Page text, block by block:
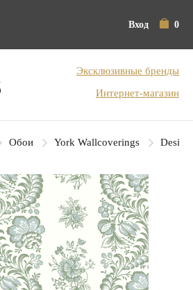
Вход 0
Эксклюзивные бренды
Интернет-магазин
Обои York Wallcoverings